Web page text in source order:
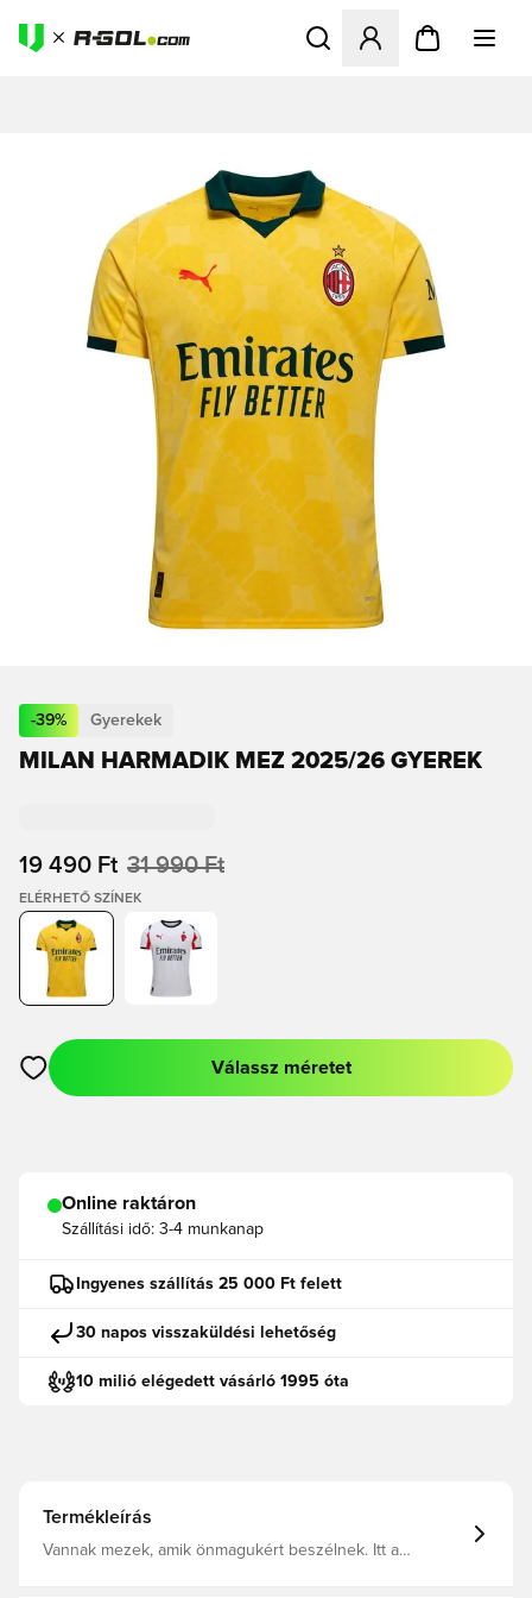
Megnyit egy modált a
-39% Gyerekek
MILAN HARMADIK MEZ 2025/26 GYEREK
19 490 Ft 31 990 Ft
ELÉRHETŐ SZÍNEK
Megnyit egy modált a bejelentkezéshez vagy a tagként való
Válassz méretet
Online raktáron
Szállítási idő: 3-4 munkanap
Ingyenes szállítás 25 000 Ft felett
30 napos visszaküldési lehetőség
10 milió elégedett vásárló 1995 óta
Termékleírás
Vannak mezek, amik önmagukért beszélnek. Itt a